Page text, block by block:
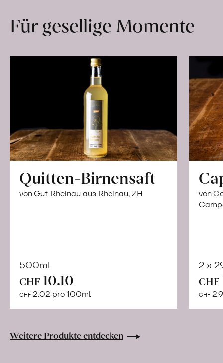
Für gesellige Momente
Quitten-Birnensaft
von Gut Rheinau aus Rheinau, ZH
500ml
CHF 10.10
CHF 2.02 pro 100ml
Warenkorb
von
2 x
CHF
CHF
Weitere Produkte entdecken